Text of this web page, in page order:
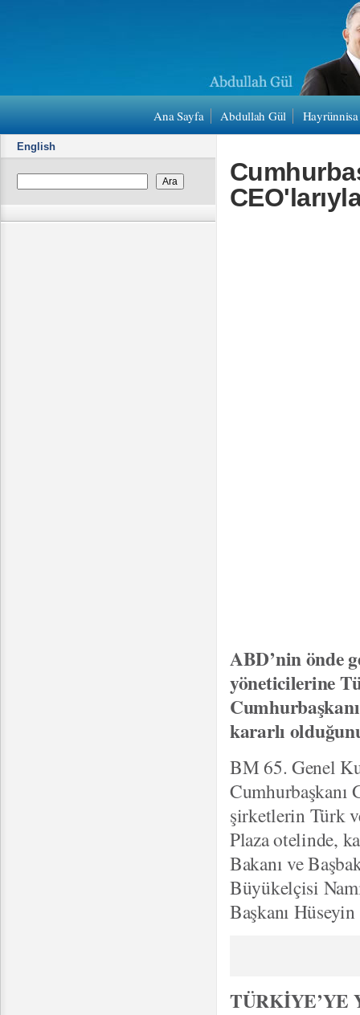
Ana Sayfa Abdullah Gül
English
ABD’nin önde
yöneticilerine
kararlı
BM 65. Genel
Cumhurbaşkanı
şirketlerin Türk
Plaza otelinde,
Bakanı ve
Büyükelçisi
Başkanı
TÜRKİYE’YE